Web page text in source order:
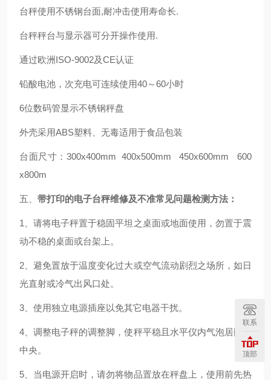
台秤使用不锈钢台面,耐冲击使用寿命长.
台秤秤台与显示器可分开操作使用.
通过欧洲ISO-9002及CE认证
铅酸电池，次充电可连续使用40～60小时
6位数码管显示不锈钢秤盘
外壳采用ABS塑料、无毒适用于食品包装
台面尺寸：300x400mm 400x500mm 450x600mm 600
x800m
五、 带打印的电子台秤维修及不准常见问题检测方法：
1、请将电子秤置于稳固平坦之桌面或地面使用，勿置于震
动不稳的桌面或台架上。
2、避免置放于温度变化过大或空气流动剧烈之场所，如日
光直射或冷气出风口处。
3、使用独立电源插座以免其它电器干扰。
4、调整电子秤的调整脚，使秤平稳且水平仪内气泡居圆圈
中央。
5、当电源开启时，请勿将物品置放在秤盘上，使用前先热
联系
顶部